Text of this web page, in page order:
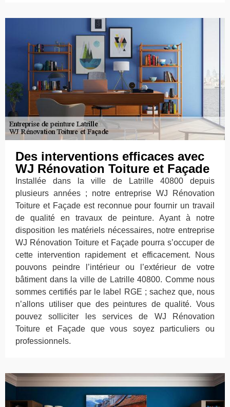
Des interventions efficaces avec
WJ Rénovation Toiture et Façade
Installée dans la ville de Latrille 40800 depuis
plusieurs années ; notre entreprise WJ Rénovation
Toiture et Façade est reconnue pour fournir un travail
de qualité en travaux de peinture. Ayant à notre
disposition les matériels nécessaires, notre entreprise
WJ Rénovation Toiture et Façade pourra s’occuper de
cette intervention rapidement et efficacement. Nous
pouvons peindre l’intérieur ou l’extérieur de votre
bâtiment dans la ville de Latrille 40800. Comme nous
sommes certifiés par le label RGE ; sachez que, nous
n’allons utiliser que des peintures de qualité. Vous
pouvez solliciter les services de WJ Rénovation
Toiture et Façade que vous soyez particuliers ou
professionnels.